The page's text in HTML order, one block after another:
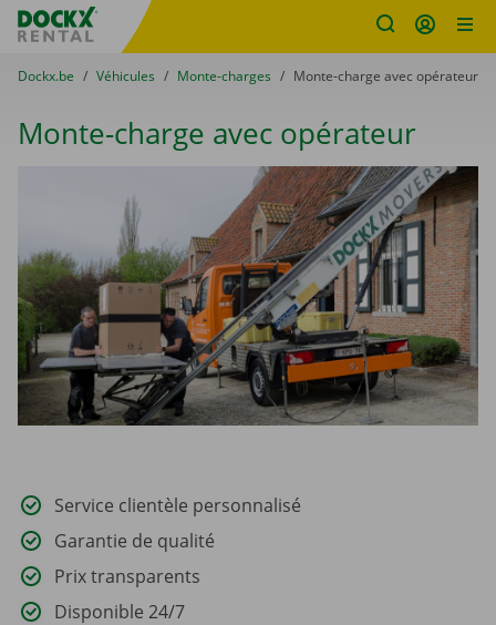
sitename
You are here:
du
Dockx.be to
Véhicules to
Monte-charges to
Monte-charge avec opérateur
Monte-charge avec opérateur
Service clientèle personnalisé
Garantie de qualité
Prix transparents
Disponible 24/7